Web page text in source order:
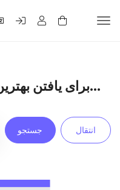
برای یافتن بهترین نام همینک جستجو کنید...